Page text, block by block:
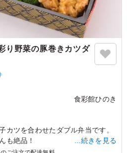
り野菜の豚巻きカツダ
食彩館ひのき
カツを合わせたダブル弁当です。
も絶品！
…続きを見る